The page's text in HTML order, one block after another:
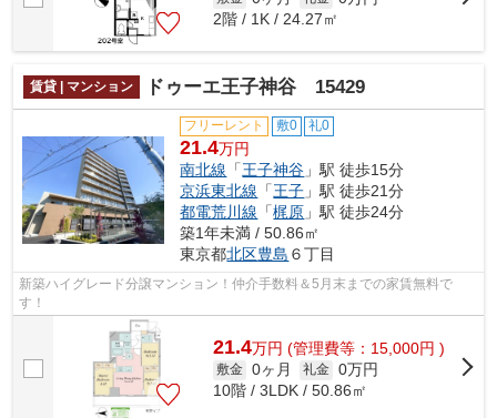
2階 / 1K / 24.27㎡
賃貸 | マンション ドゥーエ王子神谷 15429
フリーレント 敷0 礼0
21.4万円
南北線 「王子神谷 」駅 徒歩15分
京浜東北線 「王子 」駅 徒歩21分
都電荒川線 「梶原 」駅 徒歩24分
築1年未満 / 50.86㎡
東京都北区豊島 ６丁目
新築ハイグレード分譲マンション！仲介手数料＆5月末までの家賃無料で
す！
21.4万円 (管理費等：15,000円 )
敷金 0ヶ月 礼金 0万円
10階 / 3LDK / 50.86㎡